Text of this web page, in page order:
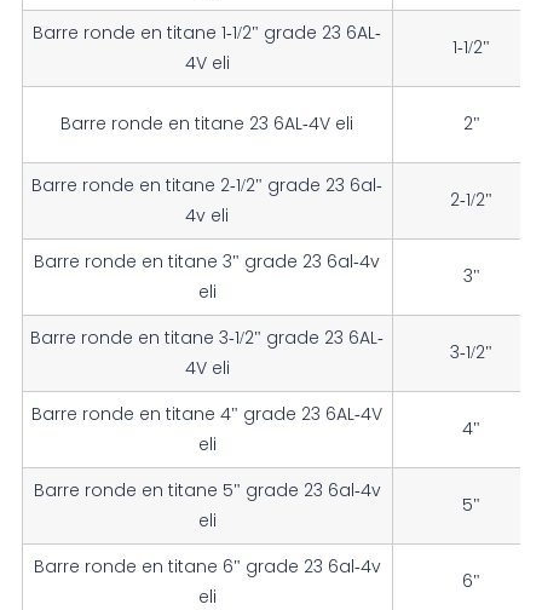
Barre ronde en titane 1-1/2" grade 23 6AL-
4V eli
1-1/2"
Barre ronde en titane 23 6AL-4V eli 2"
Barre ronde en titane 2-1/2" grade 23 6al-
4v eli
2-1/2"
Barre ronde en titane 3" grade 23 6al-4v
eli
3"
Barre ronde en titane 3-1/2" grade 23 6AL-
4V eli
3-1/2"
Barre ronde en titane 4" grade 23 6AL-4V
eli
4"
Barre ronde en titane 5" grade 23 6al-4v
eli
5"
Barre ronde en titane 6" grade 23 6al-4v
eli
6"